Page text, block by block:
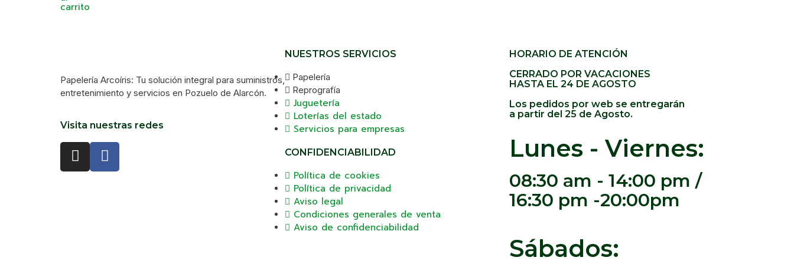
carrito
Papelería Arcoíris: Tu solución integral para suministros,
entretenimiento y servicios en Pozuelo de Alarcón.
Visita nuestras redes
NUESTROS SERVICIOS
Papelería
Reprografía
Juguetería
Loterías del estado
Servicios para empresas
CONFIDENCIABILIDAD
Política de cookies
Política de privacidad
Aviso legal
Condiciones generales de venta
Aviso de confidenciabilidad
HORARIO DE ATENCIÓN
CERRADO POR VACACIONES
HASTA EL 24 DE AGOSTO
Los pedidos por web se entregarán
a partir del 25 de Agosto.
Lunes - Viernes:
08:30 am - 14:00 pm /
16:30 pm -20:00pm
Sábados: